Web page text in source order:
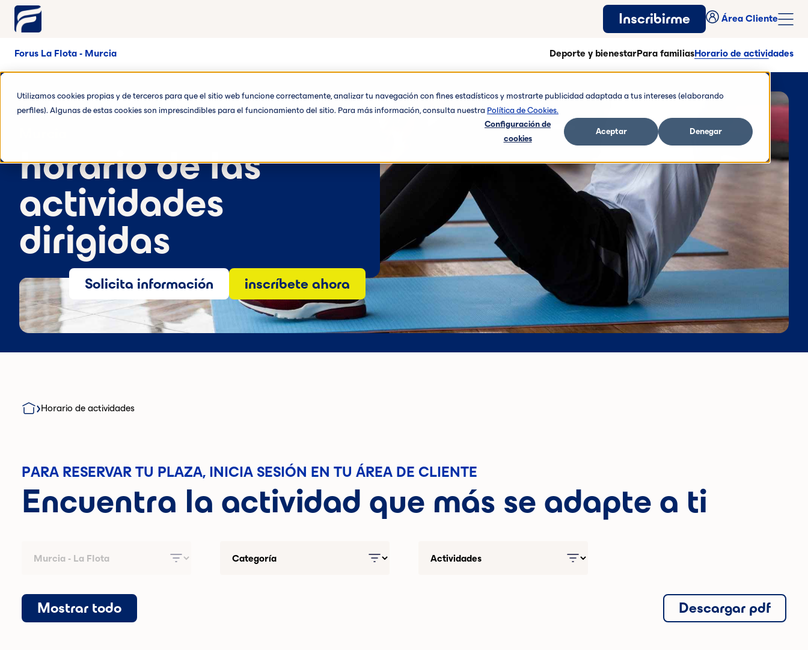
Utilizamos cookies propias y de terceros para que el sitio web funcione correctamente, analizar tu navegación con fines estadísticos y mostrarte publicidad adaptada a tus intereses (elaborando
perfiles). Algunas de estas cookies son imprescindibles para el funcionamiento del sitio. Para más información, consulta nuestra Política de Cookies.
Configuración de
cookies
Aceptar Denegar
Inscribirme Área Cliente
Forus La Flota - Murcia Deporte y bienestarPara familiasHorario de actividades
horario de las
actividades
dirigidas
Solicita información inscríbete ahora
Horario de actividades
PARA RESERVAR TU PLAZA, INICIA SESIÓN EN TU ÁREA DE CLIENTE
Encuentra la actividad que más se adapte a ti
Mostrar todo Descargar pdf